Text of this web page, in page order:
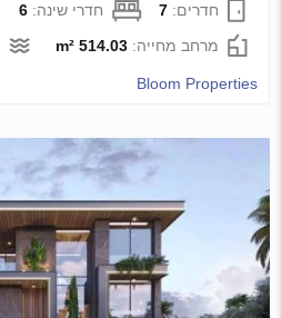
חדרים:7 חדרי שינה:6
מרחב מחייה:514.03 m²
Bloom Properties